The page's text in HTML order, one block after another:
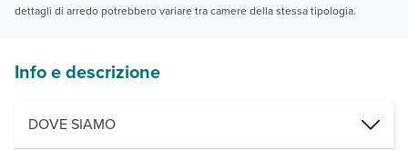
dettagli di arredo potrebbero variare tra camere della stessa tipologia.
Info e descrizione
DOVE SIAMO